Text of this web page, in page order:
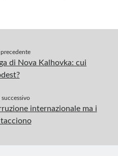
di Nova Kalhovka: cui
internazionale ma i